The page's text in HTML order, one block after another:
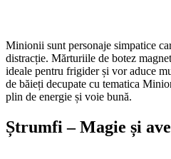
Minionii sunt personaje simpatice
distracție. Mărturiile de botez
ideale pentru frigider și vor aduce
de băieți decupate cu tematica
plin de energie și voie bună.
Ștrumfi – Magie și